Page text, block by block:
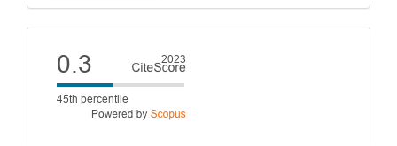
artículo
Cite
score